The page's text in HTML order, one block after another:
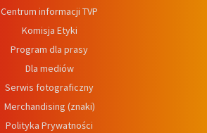
Centrum informacji TVP
Komisja Etyki
Program dla prasy
Dla mediów
Serwis fotograficzny
Merchandising (znaki)
Polityka Prywatności